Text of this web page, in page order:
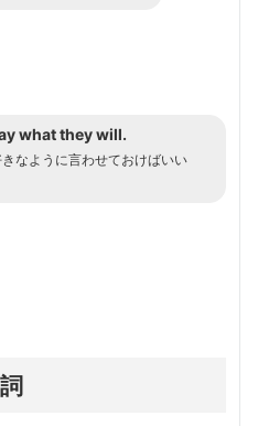
what they will.
なように言わせておけばいい